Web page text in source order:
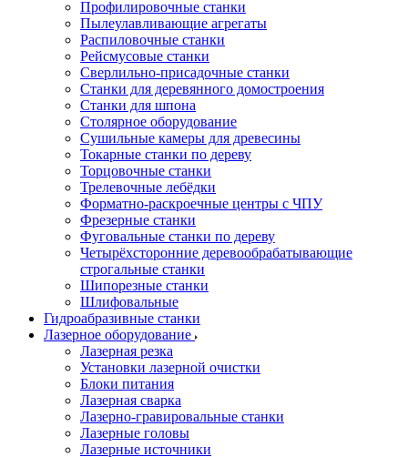
Профилировочные станки
Пылеулавливающие агрегаты
Распиловочные станки
Рейсмусовые станки
Сверлильно-присадочные станки
Станки для деревянного домостроения
Станки для шпона
Столярное оборудование
Сушильные камеры для древесины
Токарные станки по дереву
Торцовочные станки
Трелевочные лебёдки
Форматно-раскроечные центры с ЧПУ
Фрезерные станки
Фуговальные станки по дереву
Четырёхсторонние деревообрабатывающие
строгальные станки
Шипорезные станки
Шлифовальные
Гидроабразивные станки
Лазерное оборудование
Лазерная резка
Установки лазерной очистки
Блоки питания
Лазерная сварка
Лазерно-гравировальные станки
Лазерные головы
Лазерные источники